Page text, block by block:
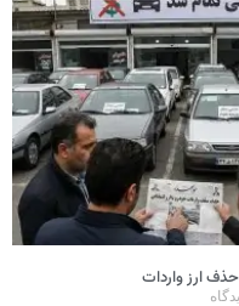
حذف ارز واردات